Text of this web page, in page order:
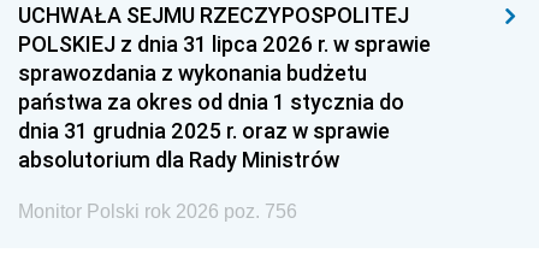
1939 1938 1937
1936 1930
UCHWAŁA SEJMU RZECZYPOSPOLITEJ
POLSKIEJ z dnia 31 lipca 2026 r. w sprawie
sprawozdania z wykonania budżetu
państwa za okres od dnia 1 stycznia do
dnia 31 grudnia 2025 r. oraz w sprawie
absolutorium dla Rady Ministrów
Monitor Polski rok 2026 poz. 756